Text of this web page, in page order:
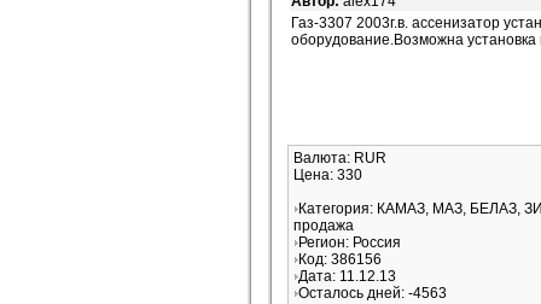
Газ-3307 2003г.в. ассенизатор
оборудование.Возможна
Валюта: RUR
Цена: 330
Категория: КАМАЗ, МАЗ, БЕЛАЗ,
продажа
Регион: Россия
Код: 386156
Дата: 11.12.13
Осталось дней: -4563